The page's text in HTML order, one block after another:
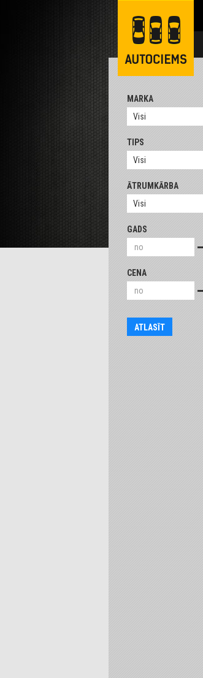
MARKA
Visi
TIPS
Visi
ĀTRUMKĀRBA
Visi
GADS
CENA